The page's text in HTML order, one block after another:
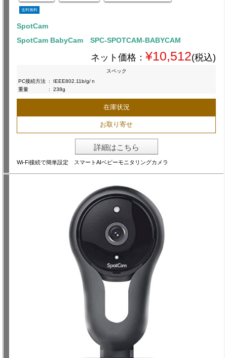
送料無料
SpotCam
SpotCam BabyCam SPC-SPOTCAM-BABYCAM
ネット価格： ¥10,512(税込)
スペック
PC接続方法 :
IEEE802.11b/g/ｎ
重量
: 238g
在庫状況
お取り寄せ
詳細はこちら
Wi-Fi接続で簡単設定 スマートAIベビーモニタリングカメラ